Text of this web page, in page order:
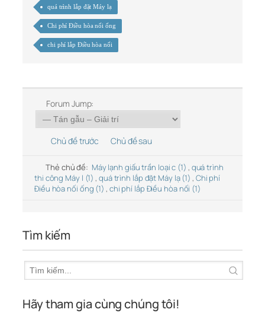
quá trình lắp đặt Máy lạ
Chi phí Điều hòa nối ống
chi phí lắp Điều hòa nối
Forum Jump:
Chủ đề trước Chủ đề sau
Thẻ chủ đề: Máy lạnh giấu trần loại c (1) , quá trình
thi công Máy l (1), quá trình lắp đặt Máy lạ (1), Chi phí
Điều hòa nối ống (1) , chi phí lắp Điều hòa nối (1)
Tìm kiếm
Hãy tham gia cùng chúng tôi!